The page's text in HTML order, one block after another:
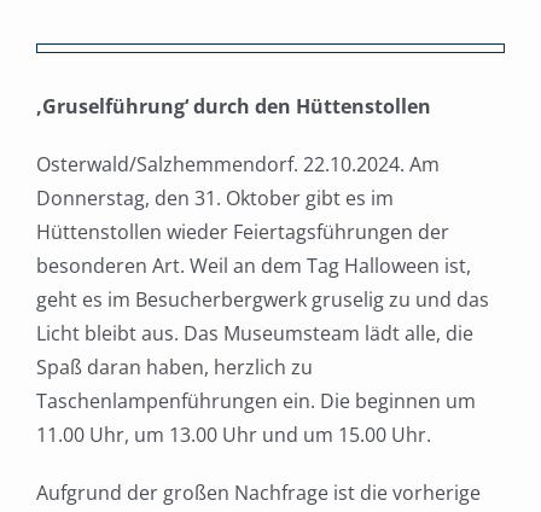
grösseres
‚Gruselführung‘ durch den Hüttenstollen
Osterwald/Salzhemmendorf. 22.10.2024. Am
Donnerstag, den 31. Oktober gibt es im
Hüttenstollen wieder Feiertagsführungen der
besonderen Art. Weil an dem Tag Halloween ist,
geht es im Besucherbergwerk gruselig zu und das
Licht bleibt aus. Das Museumsteam lädt alle, die
Spaß daran haben, herzlich zu
Taschenlampenführungen ein. Die beginnen um
11.00 Uhr, um 13.00 Uhr und um 15.00 Uhr.
Aufgrund der großen Nachfrage ist die vorherige